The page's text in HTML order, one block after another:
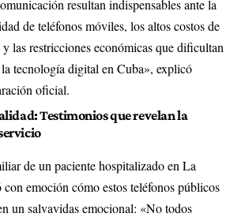
resultan indispensables ante la
de teléfonos móviles, los altos costos de
las restricciones económicas que dificultan
tecnología digital en Cuba», explicó
oficial.
Testimonios que revelan la
de un paciente hospitalizado en La
emoción cómo estos teléfonos públicos
un salvavidas emocional: «No todos